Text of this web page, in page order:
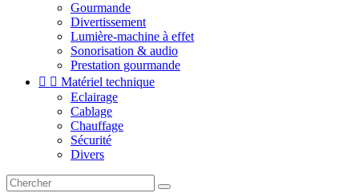
Gourmande
Divertissement
Lumière-machine à effet
Sonorisation & audio
Prestation gourmande
  Matériel technique
Eclairage
Cablage
Chauffage
Sécurité
Divers